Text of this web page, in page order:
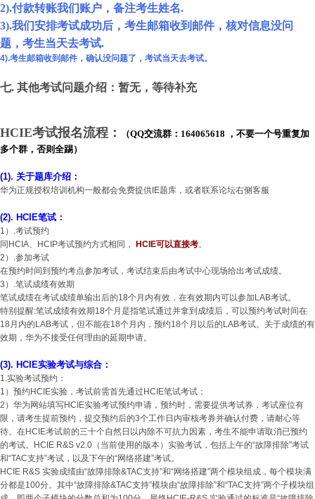
2).付款转账我们账户 ，备注考生姓名.
3).我们安排考试成功后， 考生邮箱收到邮件，核对信息没问
题， 考生当天去考试.
4).考生邮箱收到邮件，确认没问题了，考试当天去考试。
七. 其他考试问题介绍：暂无，等待补充
HCIE考试报名流程： （QQ交流群： 164065618 ，不要一个号重复加
多个群，否则全踢）
(1). 关于题库介绍：
华为正规授权培训机构一般都会免费提供IE题库，或者联系论坛右侧客服
(2). HCIE笔试：
1）.考试预约
同 HCIA、HCIP考试预约方式相同， HCIE可以直接考。
2 ） .参加考试
在预约时间到预约考点参加考试，考试结束后由考试中心现场给出考试成绩。
3 ） .笔试成绩有效期
笔试成绩在考试成绩单输出后的18个月内有效，在有效期内可以参加 LAB考试。
特别提醒:笔试成绩有效期18个月是指笔试通过并拿到成绩后，可以预约考试时间在
18 月内的 LAB考试，但不能在18个月内，预约18个月以后的 LAB考试。关于成绩的有
效期，华为不接受任何理由的延期申请。
(3). HCIE实验考试与综合：
1.实验考试预约：
1）预约HCIE实验，考试前需首先通过HCIE笔试考试；
2）华为网站填写HCIE实验考试预约申请，预约时，需要提供考试券，考试座位有
限，请考生提前预约，提交预约后的3个工作日内审核考券并确认付费，请耐心等
待。在HCIE考试前的三十个自然日以内除不可抗力因素，考生不能申请取消已预约
的考试。HCIE R&S v2.0（当前使用的版本）实验考试，包括上午的“故障排除”考试
和“TAC支持”考试，以及下午的“网络搭建”考试。
HCIE R&S 实验成绩由“故障排除&TAC支持”和“网络搭建”两个模块组成，每个模块满
分都是100分。其中“故障排除&TAC支持”模块由“故障排除”和“TAC支持”两个子模块组